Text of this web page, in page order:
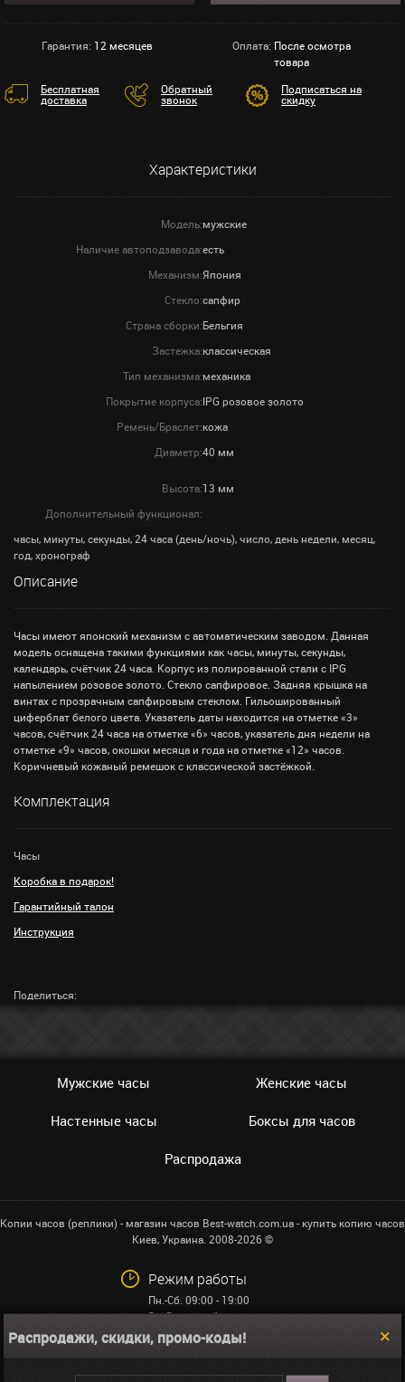
Гарантия: 12 месяцев Оплата: После осмотра
товара
Бесплатная
доставка
Обратный
звонок
Подписаться на
скидку
Характеристики
Модель:мужские
Наличие автоподзавода:есть
Механизм:Япония
Стекло:сапфир
Страна сборки:Бельгия
Застежка:классическая
Тип механизма:механика
Покрытие корпуса:IPG розовое золото
Ремень/Браслет:кожа
Диаметр:40 мм
Высота:13 мм
Дополнительный функционал:
часы, минуты, секунды, 24 часа (день/ночь), число, день недели, месяц,
год, хронограф
Описание
Часы имеют японский механизм с автоматическим заводом. Данная
модель оснащена такими функциями как часы, минуты, секунды,
календарь, счётчик 24 часа. Корпус из полированной стали с IPG
напылением розовое золото. Стекло сапфировое. Задняя крышка на
винтах с прозрачным сапфировым стеклом. Гильошированный
циферблат белого цвета. Указатель даты находится на отметке «3»
часов, счётчик 24 часа на отметке «6» часов, указатель дня недели на
отметке «9» часов, окошки месяца и года на отметке «12» часов.
Коричневый кожаный ремешок с классической застёжкой.
Комплектация
Часы
Коробка в подарок!
Гарантийный талон
Инструкция
Поделиться:
Мужские часы Женские часы
Настенные часы Боксы для часов
Распродажа
Копии часов (реплики) - магазин часов Best-watch.com.ua - купить копию часов
Киев, Украина. 2008-2026 ©
Режим работы
Пн.-Сб. 09:00 - 19:00
Вс: Выходной
+38 (068)591-32-23
info@best-watch.com.ua
Распродажи, скидки, промо-коды!